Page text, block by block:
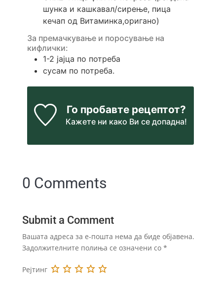
шунка и кашкавал/сирење, пица
кечап од Витаминка,оригано)
За премачкување и поросување на
кифлички:
1-2 јајца по потреба
сусам по потреба.
Го пробавте рецептот?
Кажете ни како Ви се допадна!
0 Comments
Submit a Comment
Вашата адреса за е-пошта нема да биде објавена.
Задолжителните полиња се означени со *
Рејтинг